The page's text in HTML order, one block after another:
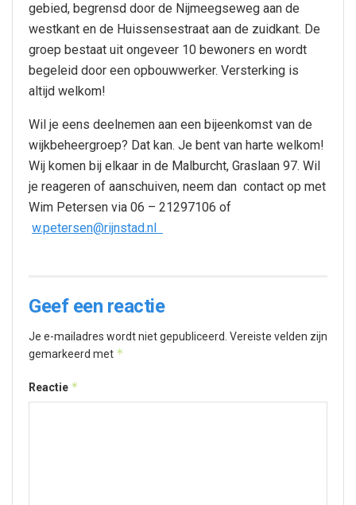
gebied, begrensd door de Nijmeegseweg aan de
westkant en de Huissensestraat aan de zuidkant. De
groep bestaat uit ongeveer 10 bewoners en wordt
begeleid door een opbouwwerker. Versterking is
altijd welkom!
Wil je eens deelnemen aan een bijeenkomst van de
wijkbeheergroep? Dat kan. Je bent van harte welkom!
Wij komen bij elkaar in de Malburcht, Graslaan 97. Wil
je reageren of aanschuiven, neem dan contact op met
Wim Petersen via 06 – 21297106 of
w.petersen@rijnstad.nl
Geef een reactie
Je e-mailadres wordt niet gepubliceerd. Vereiste velden zijn
gemarkeerd met *
Reactie *